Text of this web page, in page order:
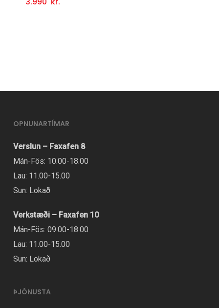
Setja Í Körfu
OPNUNARTÍMAR
Verslun – Faxafen 8
Mán-Fös: 10.00-18.00
Lau: 11.00-15.00
Sun: Lokað
Verkstæði – Faxafen 10
Mán-Fös: 09.00-18.00
Lau: 11.00-15.00
Sun: Lokað
ÞJÓNUSTA